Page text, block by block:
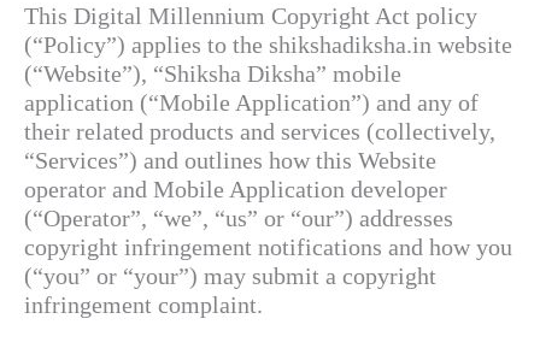
This Digital Millennium Copyright Act policy
(“Policy”) applies to the shikshadiksha.in website
(“Website”), “Shiksha Diksha” mobile
application (“Mobile Application”) and any of
their related products and services (collectively,
“Services”) and outlines how this Website
operator and Mobile Application developer
(“Operator”, “we”, “us” or “our”) addresses
copyright infringement notifications and how you
(“you” or “your”) may submit a copyright
infringement complaint.